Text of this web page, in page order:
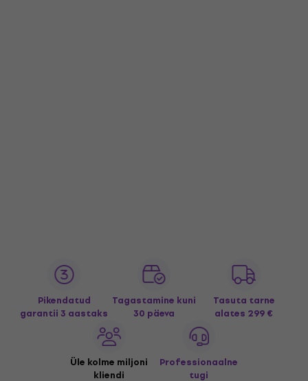
Pikendatud
garantii 3 aastaks
Tagastamine kuni
30 päeva
Tasuta tarne
alates 299 €
Üle kolme miljoni
kliendi
Professionaalne
tugi